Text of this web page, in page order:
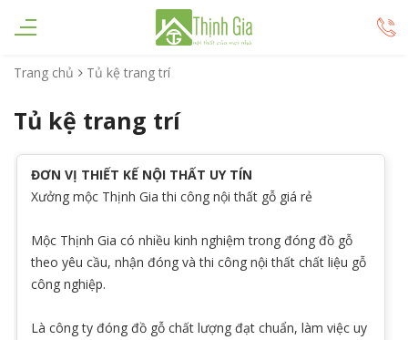
Trang chủ Tủ kệ trang trí
Tủ kệ trang trí
ĐƠN VỊ THIẾT KẾ NỘI THẤT UY TÍN
Xưởng mộc Thịnh Gia thi công nội thất gỗ giá rẻ
Mộc Thịnh Gia có nhiều kinh nghiệm trong đóng đồ gỗ
theo yêu cầu, nhận đóng và thi công nội thất chất liệu gỗ
công nghiệp.
Là công ty đóng đồ gỗ chất lượng đạt chuẩn, làm việc uy